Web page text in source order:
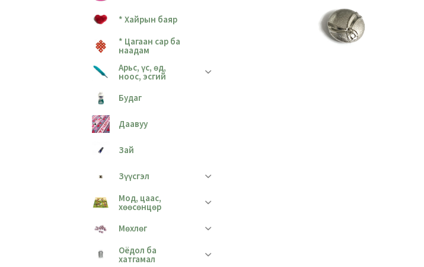
* Хайрын баяр
* Цагаан сар ба
наадам
Арьс, үс, өд,
ноос, эсгий
Будаг
Даавуу
Зай
Зүүсгэл
Мод, цаас,
хөөсөнцөр
Мөхлөг
Оёдол ба
хатгамал